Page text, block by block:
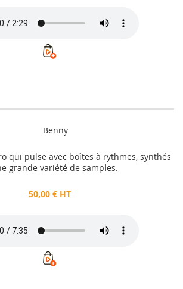
Benny
qui pulse avec boîtes à rythmes, synthés
grande variété de samples.
50,00 € HT